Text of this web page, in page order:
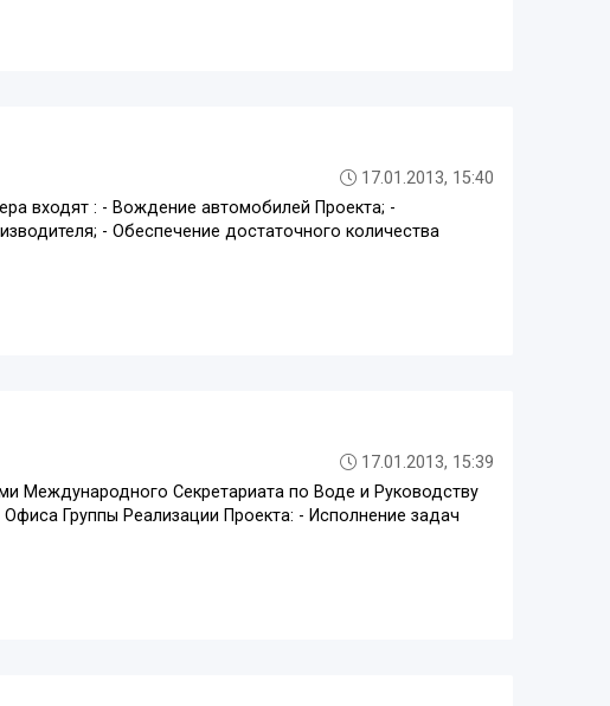
17.01.2013, 15:40
входят : - Вождение автомобилей Проекта; -
- Обеспечение достаточного количества
17.01.2013, 15:39
Международного Секретариата по Воде и Руководству
Группы Реализации Проекта: - Исполнение задач